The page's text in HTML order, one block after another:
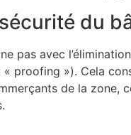
du
pas avec
proofing »). Cela
de la